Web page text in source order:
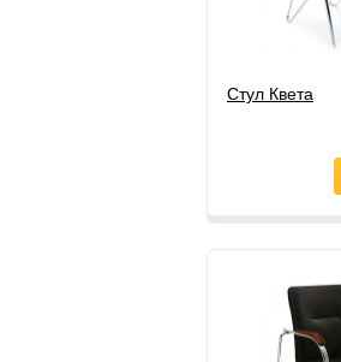
Стул Квета